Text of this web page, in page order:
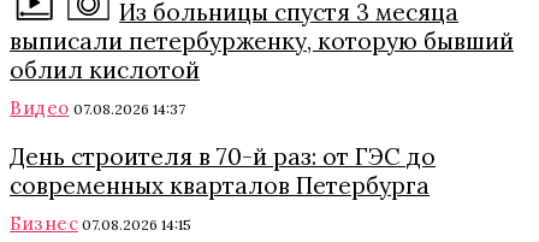
Из больницы спустя 3 месяца
выписали петербурженку, которую бывший
облил кислотой
Видео 07.08.2026 14:37
День строителя в 70-й раз: от ГЭС до
современных кварталов Петербурга
Бизнес 07.08.2026 14:15